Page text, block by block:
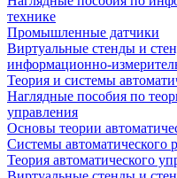
технике
Промышленные датчики
Виртуальные стенды и
информационно-
Теория и системы
Наглядные пособия по
управления
Основы теории
Системы автоматического
Теория автоматического